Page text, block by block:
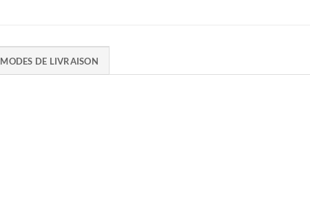
MODES DE LIVRAISON